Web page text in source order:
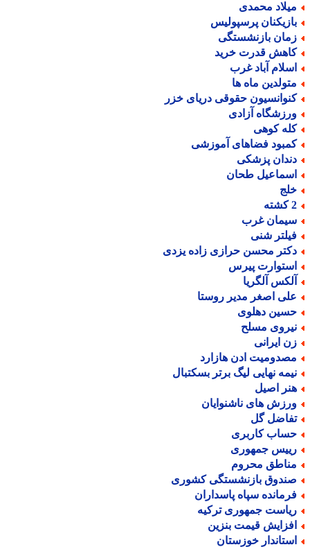
محمدی
پرسپولیس
بازنشستگی
قدرت خرید
آباد غرب
ماه ها
حقوقی دریای خزر
آزادی
کوهی
فضاهای آموزشی
پزشکی
طحان
غرب
شنی
محسن حرازی زاده یزدی
پیرس
آلگریا
اصغر مدیر روستا
دهلوی
مسلح
ایرانی
ادن هازارد
نهایی لیگ برتر بسکتبال
اصیل
های ناشنوایان
گل
کاربری
جمهوری
محروم
بازنشستگی کشوری
سپاه پاسداران
جمهوری ترکیه
قیمت بنزین
خوزستان